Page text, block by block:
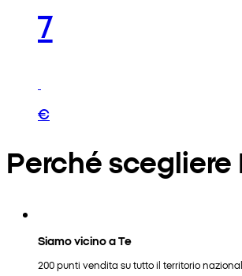
7
€
Perché scegliere
Siamo vicino a Te
200 punti vendita su tutto il territorio